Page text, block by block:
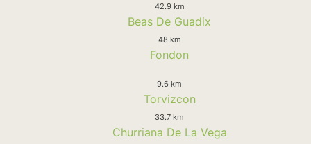
42.9 km
Beas De Guadix
48 km
Fondon
9.6 km
Torvizcon
33.7 km
Churriana De La Vega